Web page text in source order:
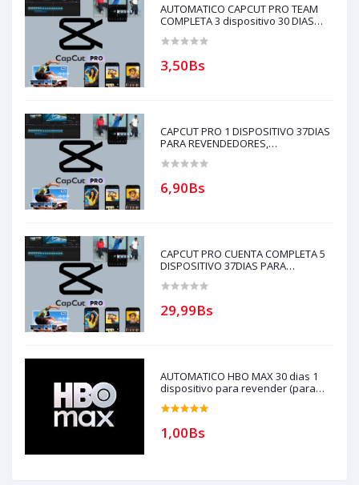
AUTOMATICO CAPCUT PRO TEAM
COMPLETA 3 dispositivo 30 DIAS
creditos puede comprar)
3,50Bs
CAPCUT PRO 1 DISPOSITIVO 37DIAS
PARA REVENDEDORES,
puede comprar, ) para soporte
6,90Bs
CAPCUT PRO CUENTA COMPLETA 5
DISPOSITIVO 37DIAS PARA
(solo con creditos puede comprar, )
Historial,
29,99Bs
AUTOMATICO HBO MAX 30 dias 1
dispositivo para revender (para
1,00Bs